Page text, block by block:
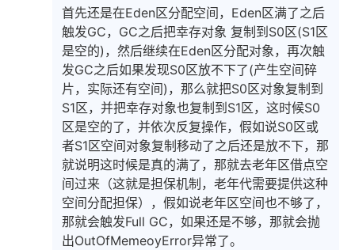
首先还是在Eden区分配空间，Eden区满了之后
触发GC，GC之后把幸存对象 复制到S0区(S1区
是空的)，然后继续在Eden区分配对象，再次触
发GC之后如果发现S0区放不下了(产生空间碎
片，实际还有空间)，那么就把S0区对象复制到
S1区，并把幸存对象也复制到S1区，这时候S0
区是空的了，并依次反复操作，假如说S0区或
者S1区空间对象复制移动了之后还是放不下，那
就说明这时候是真的满了，那就去老年区借点空
间过来（这就是担保机制，老年代需要提供这种
空间分配担保），假如说老年区空间也不够了，
那就会触发Full GC，如果还是不够，那就会抛
出OutOfMemeoyError异常了。